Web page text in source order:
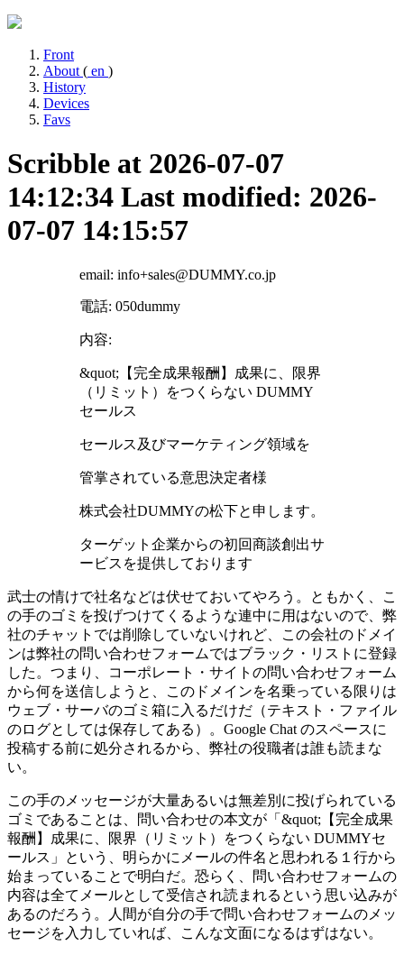
Front
About ( en )
History
Devices
Favs
Scribble at 2026-07-07
14:12:34 Last modified: 2026-
07-07 14:15:57
email: info+sales@DUMMY.co.jp
電話: 050dummy
内容:
&quot;【完全成果報酬】成果に、限界
（リミット）をつくらない DUMMY
セールス
セールス及びマーケティング領域を
管掌されている意思決定者様
株式会社DUMMYの松下と申します。
ターゲット企業からの初回商談創出サ
ービスを提供しております
武士の情けで社名などは伏せておいてやろう。ともかく、こ
の手のゴミを投げつけてくるような連中に用はないので、弊
社のチャットでは削除していないけれど、この会社のドメイ
ンは弊社の問い合わせフォームではブラック・リストに登録
した。つまり、コーポレート・サイトの問い合わせフォーム
から何を送信しようと、このドメインを名乗っている限りは
ウェブ・サーバのゴミ箱に入るだけだ（テキスト・ファイル
のログとしては保存してある）。Google Chat のスペースに
投稿する前に処分されるから、弊社の役職者は誰も読まな
い。
この手のメッセージが大量あるいは無差別に投げられている
ゴミであることは、問い合わせの本文が「&quot;【完全成果
報酬】成果に、限界（リミット）をつくらない DUMMYセ
ールス」という、明らかにメールの件名と思われる１行から
始まっていることで明白だ。恐らく、問い合わせフォームの
内容は全てメールとして受信され読まれるという思い込みが
あるのだろう。人間が自分の手で問い合わせフォームのメッ
セージを入力していれば、こんな文面になるはずはない。